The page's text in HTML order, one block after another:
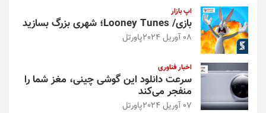
اپ بازار
بازی/ Looney Tunes؛ شهری بزرگ بسازید
08 آوریل 2024 پاورتل
اخبار فناوری
سرعت دانلود این گوشی چینی، مغز شما را
منفجر می‌کند
07 آوریل 2024 پاورتل